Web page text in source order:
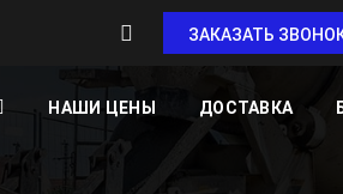
ЗАКАЗАТЬ
НАШИ ЦЕНЫ ДОСТАВКА